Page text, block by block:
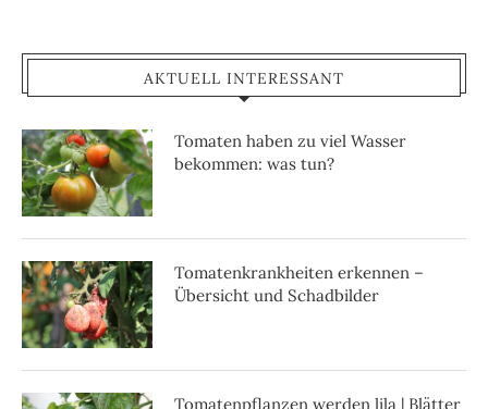
AKTUELL INTERESSANT
Tomaten haben zu viel Wasser
bekommen: was tun?
Tomatenkrankheiten erkennen –
Übersicht und Schadbilder
Tomatenpflanzen werden lila | Blätter